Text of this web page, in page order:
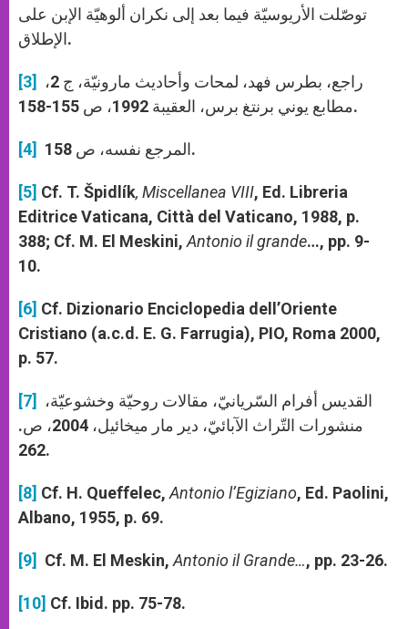
توصّلت الأريوسيّة فيما بعد إلى نكران ألوهيّة الإبن على
الإطلاق.
[3]
مطابع يوني برنتغ برس، العقيبة 1992، ص 155-158.
[4] المرجع نفسه، ص 158.
[5] Cf. T. Špidlík, Miscellanea VIII, Ed. Libreria
Editrice Vaticana, Città del Vaticano, 1988, p.
388; Cf. M. El Meskini, Antonio il grande…, pp. 9-
10.
[6] Cf. Dizionario Enciclopedia dell’Oriente
Cristiano (a.c.d. E. G. Farrugia), PIO, Roma 2000,
p. 57.
[7]
منشورات التّراث الآبائيّ، دير مار ميخائيل، 2004، ص.
262.
[8] Cf. H. Queffelec, Antonio l’Egiziano, Ed. Paolini,
Albano, 1955, p. 69.
[9] Cf. M. El Meskin, Antonio il Grande…, pp. 23-26.
[10] Cf. Ibid. pp. 75-78.